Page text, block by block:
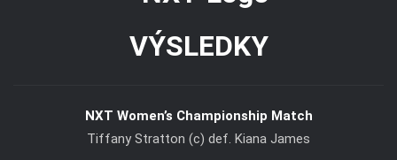
VÝSLEDKY
NXT Women’s Championship Match
Tiffany Stratton (c) def. Kiana James